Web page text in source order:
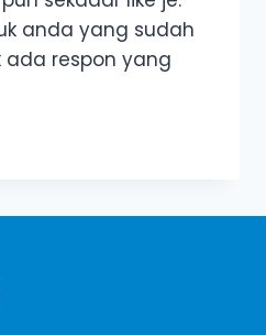
anda yang sudah
ada respon yang